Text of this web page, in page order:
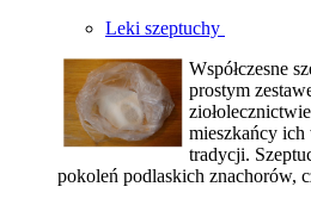
Leki szeptuchy
Współczesne
prostym
mieszkańcy
tradycji.
pokoleń podlaskich znachorów,